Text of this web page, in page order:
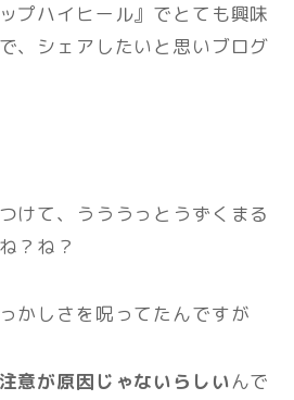
プハイヒール』でとても興味
、シェアしたいと思いブログ
けて、うううっとうずくまる
？ね？
かしさを呪ってたんですが
意が原因じゃないらしいんで